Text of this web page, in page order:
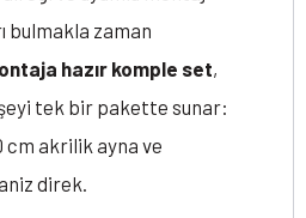
bulmakla zaman
hazır komple set,
şeyi tek bir pakette sunar:
cm akrilik ayna ve
direk.